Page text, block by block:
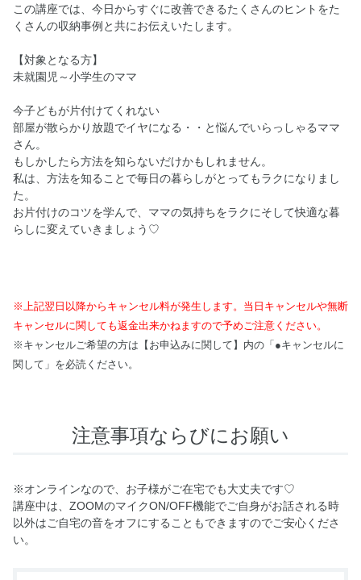
この講座では、今日からすぐに改善できるたくさんのヒントをた
くさんの収納事例と共にお伝えいたします。
【対象となる方】
未就園児～小学生のママ
今子どもが片付けてくれない
部屋が散らかり放題でイヤになる・・と悩んでいらっしゃるママ
さん。
もしかしたら方法を知らないだけかもしれません。
私は、方法を知ることで毎日の暮らしがとってもラクになりまし
た。
お片付けのコツを学んで、ママの気持ちをラクにそして快適な暮
らしに変えていきましょう♡
※上記翌日以降からキャンセル料が発生します。当日キャンセルや無断
キャンセルに関しても返金出来かねますので予めご注意ください。
※キャンセルご希望の方は【お申込みに関して】内の「●キャンセルに
関して」を必読ください。
注意事項ならびにお願い
※オンラインなので、お子様がご在宅でも大丈夫です♡
講座中は、ZOOMのマイクON/OFF機能でご自身がお話される時
以外はご自宅の音をオフにすることもできますのでご安心くださ
い。